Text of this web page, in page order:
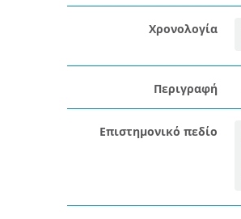
Χρονολογία
Περιγραφή
Επιστημονικό πεδίο